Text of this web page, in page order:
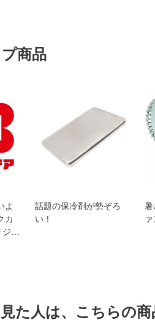
商品
よ
カ
ナ
話題の保冷剤が勢ぞろ
い！
た人は、こちらの商